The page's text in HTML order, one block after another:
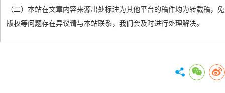
（二）本站在文章内容来源出处标注为其他平台的稿件均为转载稿
版权等问题存在异议请与本站联系，我们会及时进行处理解决。